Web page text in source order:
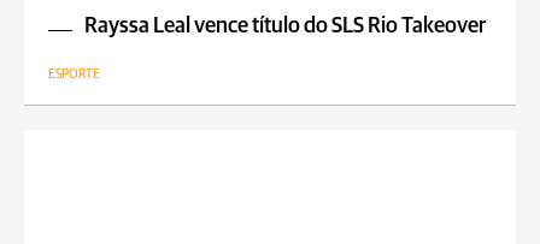
Rayssa Leal vence título do SLS Rio Takeover
ESPORTE